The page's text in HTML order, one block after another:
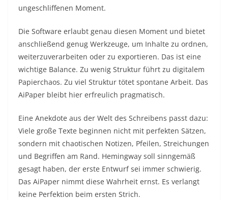
ungeschliffenen Moment.
Die Software erlaubt genau diesen Moment und bietet
anschließend genug Werkzeuge, um Inhalte zu ordnen,
weiterzuverarbeiten oder zu exportieren. Das ist eine
wichtige Balance. Zu wenig Struktur führt zu digitalem
Papierchaos. Zu viel Struktur tötet spontane Arbeit. Das
AiPaper bleibt hier erfreulich pragmatisch.
Eine Anekdote aus der Welt des Schreibens passt dazu:
Viele große Texte beginnen nicht mit perfekten Sätzen,
sondern mit chaotischen Notizen, Pfeilen, Streichungen
und Begriffen am Rand. Hemingway soll sinngemäß
gesagt haben, der erste Entwurf sei immer schwierig.
Das AiPaper nimmt diese Wahrheit ernst. Es verlangt
keine Perfektion beim ersten Strich.